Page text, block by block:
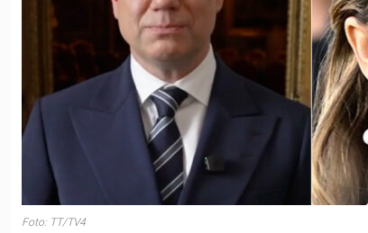
Foto: TT/TV4